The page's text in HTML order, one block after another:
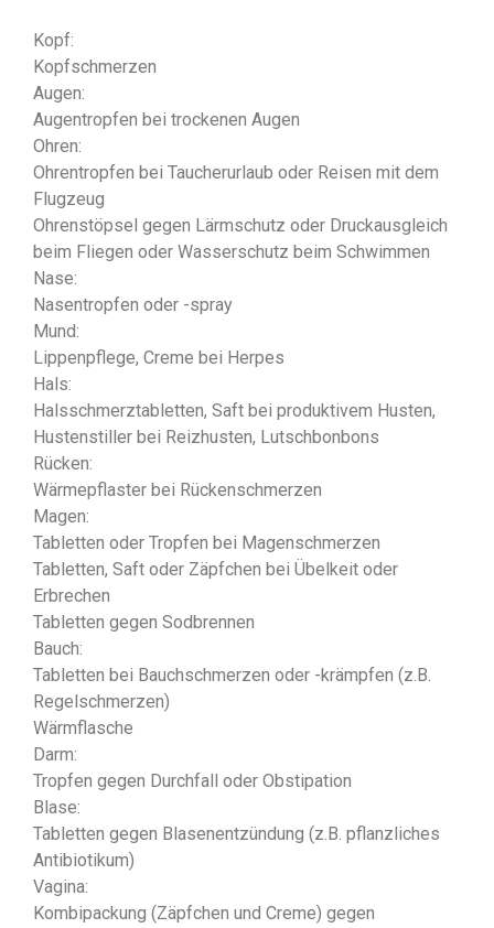
Kopf:
Kopfschmerzen
Augen:
Augentropfen bei trockenen Augen
Ohren:
Ohrentropfen bei Taucherurlaub oder Reisen mit dem
Flugzeug
Ohrenstöpsel gegen Lärmschutz oder Druckausgleich
beim Fliegen oder Wasserschutz beim Schwimmen
Nase:
Nasentropfen oder -spray
Mund:
Lippenpflege, Creme bei Herpes
Hals:
Halsschmerztabletten, Saft bei produktivem Husten,
Hustenstiller bei Reizhusten, Lutschbonbons
Rücken:
Wärmepflaster bei Rückenschmerzen
Magen:
Tabletten oder Tropfen bei Magenschmerzen
Tabletten, Saft oder Zäpfchen bei Übelkeit oder
Erbrechen
Tabletten gegen Sodbrennen
Bauch:
Tabletten bei Bauchschmerzen oder -krämpfen (z.B.
Regelschmerzen)
Wärmflasche
Darm:
Tropfen gegen Durchfall oder Obstipation
Blase:
Tabletten gegen Blasenentzündung (z.B. pflanzliches
Antibiotikum)
Vagina:
Kombipackung (Zäpfchen und Creme) gegen